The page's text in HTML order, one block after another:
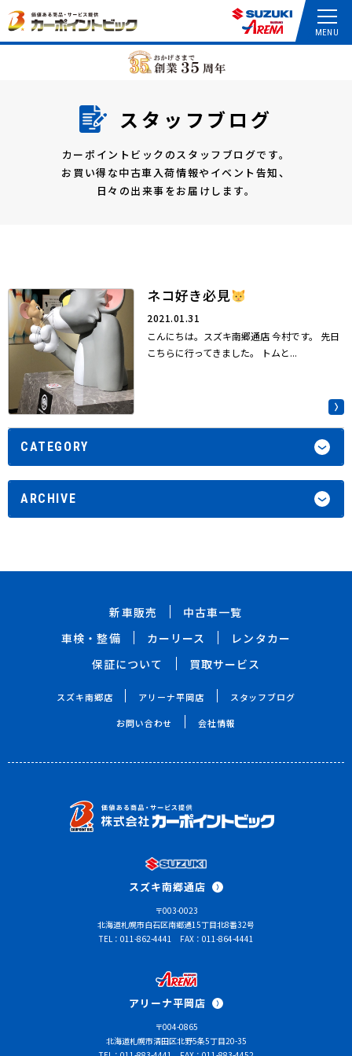
スタッフブログ
カーポイントビックのスタッフブログです。
お買い得な中古車入荷情報やイベント告知、
日々の出来事をお届けします。
ネコ好き必見
2021.01.31
こんにちは。スズキ南郷通店 今村です。 先日
こちらに行ってきました。 トムと...
CATEGORY
ARCHIVE
新車販売
中古車一覧
車検・整備
カーリース
レンタカー
保証について
買取サービス
スズキ南郷店 アリーナ平岡店 スタッフブログ
お問い合わせ 会社情報
スズキ南郷通店
〒003-0023
北海道札幌市白石区南郷通15丁目北8番32号
TEL：011-862-4441
FAX：011-864-4441
アリーナ平岡店
〒004-0865
北海道札幌市清田区北野5条5丁目20-35